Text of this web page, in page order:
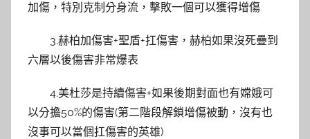
加傷，特別克制分身流，擊敗一個可以獲得增傷
3.赫柏加傷害+聖盾+扛傷害，赫柏如果沒死疊到
六層以後傷害非常爆表
4.美杜莎是持續傷害+如果後期對面也有嫦娥可
以分擔50%的傷害(第二階段解鎖增傷被動，沒有也
沒事可以當個扛傷害的英雄)